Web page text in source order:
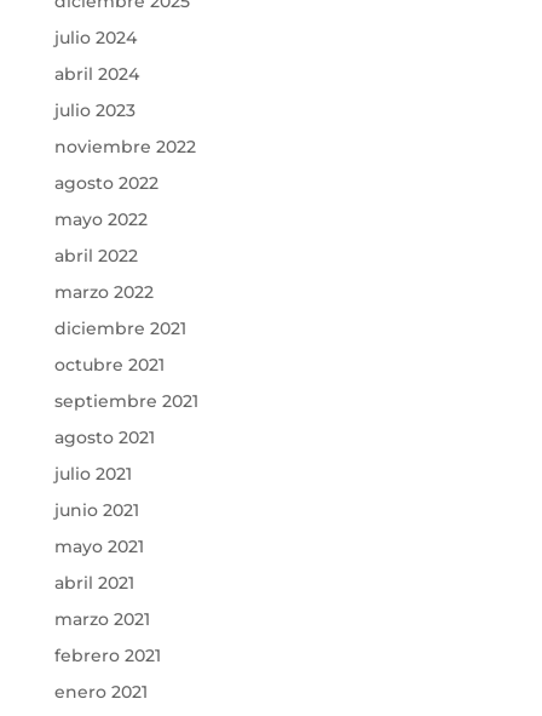
julio 2024
abril 2024
julio 2023
noviembre 2022
agosto 2022
mayo 2022
abril 2022
marzo 2022
diciembre 2021
octubre 2021
septiembre 2021
agosto 2021
julio 2021
junio 2021
mayo 2021
abril 2021
marzo 2021
febrero 2021
enero 2021